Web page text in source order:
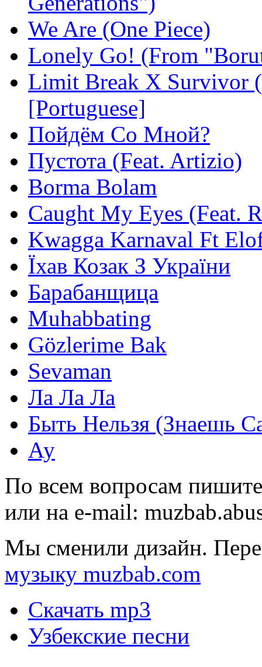
We Are (One Piece)
Lonely Go! (From
Limit Break X Survivor
[Portuguese]
Пойдём Со Мной?
Пустота (Feat. Artizio)
Borma Bolam
Caught My Eyes (Feat.
Kwagga Karnaval Ft
Їхав Козак З України
Барабанщица
Muhabbating
Gözlerime Bak
Sevaman
Ла Ла Ла
Быть Нельзя (Знаешь
Ау
По всем вопросам
или на e-mail:
Мы сменили дизайн.
музыку muzbab.com
Скачать mp3
Узбекские песни